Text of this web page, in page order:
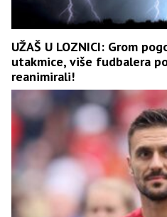
UŽAŠ U LOZNICI: Grom
utakmice, više fudbalera
reanimirali!